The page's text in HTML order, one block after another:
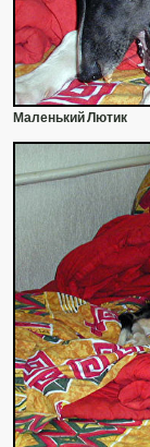
Маленький Лютик